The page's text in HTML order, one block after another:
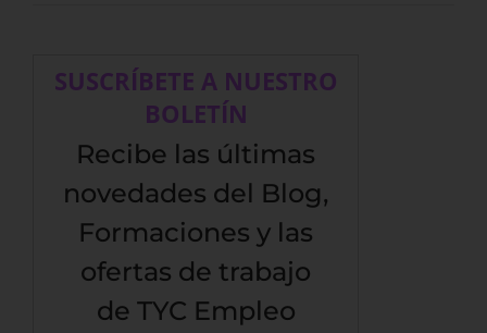
SUSCRÍBETE A NUESTRO
BOLETÍN
Recibe las últimas
novedades del Blog,
Formaciones y las
ofertas de trabajo
de TYC Empleo